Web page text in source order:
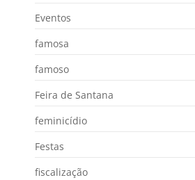
Eventos
famosa
famoso
Feira de Santana
feminicídio
Festas
fiscalização